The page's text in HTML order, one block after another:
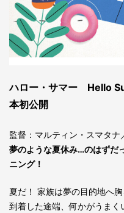
ハロー・サマー Hello
本初公開
監督：マルティン・スマタ
夢のような夏休み…のはずだ
ニング！
夏だ！ 家族は夢の目的地へ
到着した途端、何かがうま